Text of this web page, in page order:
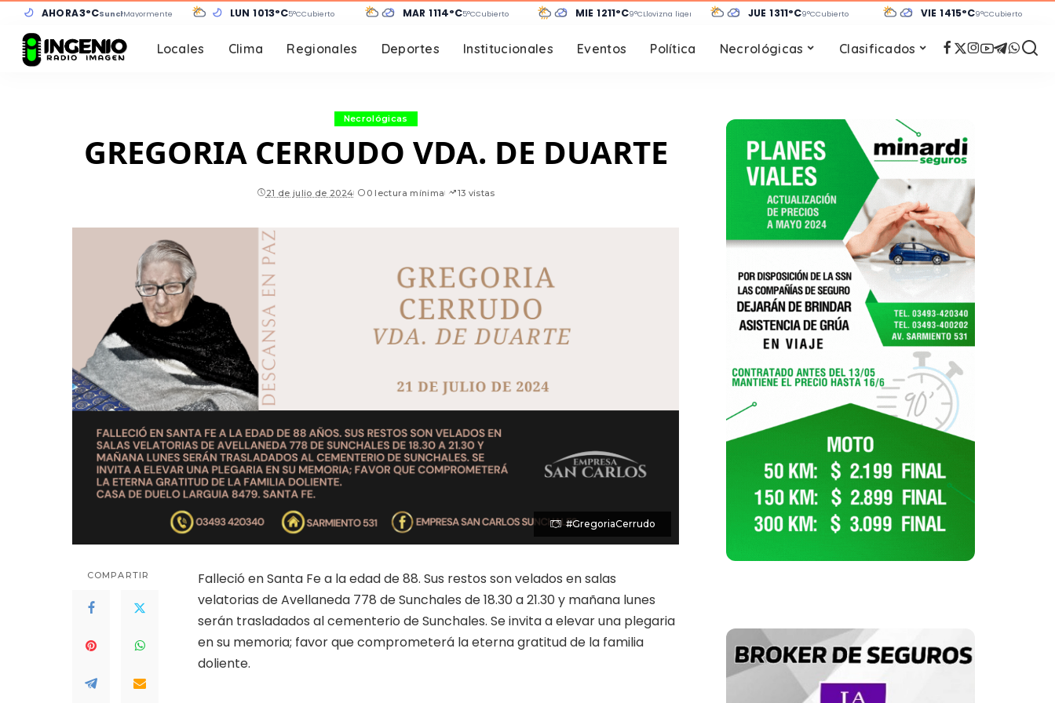
AHORA3°CSunchalesMayormente despejado LUN 1013°C5°CCubierto MAR 1114°C5°CCubierto MIÉ 1211°C9°CLlovizna ligera JUE 1311°C9°CCubierto VIE 1415°C9°CCubierto
Locales Clima Regionales Deportes Institucionales Eventos Política Necrológicas Clasificados
Necrológicas
GREGORIA CERRUDO VDA. DE DUARTE
21 de julio de 2024 0 lectura mínima 13 vistas
#GregoriaCerrudo
COMPARTIR
Falleció en Santa Fe a la edad de 88. Sus restos son velados en salas
velatorias de Avellaneda 778 de Sunchales de 18.30 a 21.30 y mañana lunes
serán trasladados al cementerio de Sunchales. Se invita a elevar una plegaria
en su memoria; favor que comprometerá la eterna gratitud de la familia
doliente.